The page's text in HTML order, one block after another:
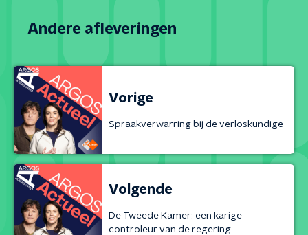
Andere afleveringen
Vorige
Spraakverwarring bij de verloskundige
Volgende
De Tweede Kamer: een karige
controleur van de regering